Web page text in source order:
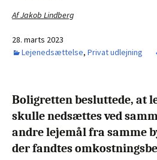
Af Jakob Lindberg
28. marts 2023
Lejenedsættelse, Privat udlejning
Boligretten besluttede, at
skulle nedsættes ved
andre lejemål fra samme
der fandtes